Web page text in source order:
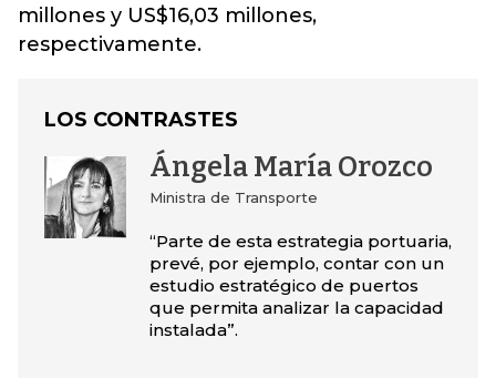
millones y US$16,03 millones,
respectivamente.
LOS CONTRASTES
Ángela María Orozco
Ministra de Transporte
“Parte de esta estrategia portuaria,
prevé, por ejemplo, contar con un
estudio estratégico de puertos
que permita analizar la capacidad
instalada”.